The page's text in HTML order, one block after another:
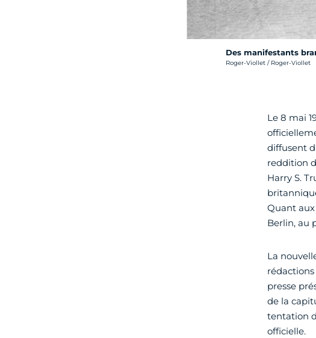
Des manifestants
Crédit photo :
Roger-Viollet / Roger-Viollet
Le 8 mai
diffusent
reddition
Harry S.
Quant
Berlin, au
La
presse
de la
tentation
officielle.